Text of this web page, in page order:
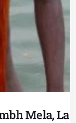
Mela, La